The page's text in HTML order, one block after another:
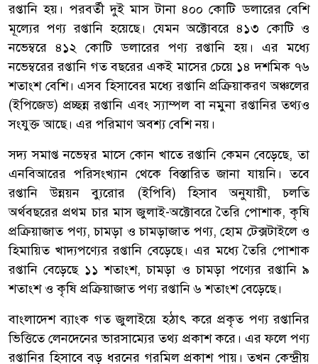
রপ্তানি হয়। পরবর্তী দুই মাস টানা ৪০০ কোটি ডলারের বেশি
মূল্যের পণ্য রপ্তানি হয়েছে। যেমন অক্টোবরে ৪১৩ কোটি ও
নভেম্বরে ৪১২ কোটি ডলারের পণ্য রপ্তানি হয়। এর মধ্যে
নভেম্বরের রপ্তানি গত বছরের একই মাসের চেয়ে ১৪ দশমিক ৭৬
শতাংশ বেশি। এসব হিসাবের মধ্যে রপ্তানি প্রক্রিয়াকরণ অঞ্চলের
(ইপিজেড) প্রচ্ছন্ন রপ্তানি এবং স্যাম্পল বা নমুনা রপ্তানির তথ্যও
সংযুক্ত আছে। এর পরিমাণ অবশ্য বেশি নয়।
সদ্য সমাপ্ত নভেম্বর মাসে কোন খাতে রপ্তানি কেমন বেড়েছে, তা
এনবিআরের পরিসংখ্যান থেকে বিস্তারিত জানা যায়নি। তবে
রপ্তানি উন্নয়ন ব্যুরোর (ইপিবি) হিসাব অনুযায়ী, চলতি
অর্থবছরের প্রথম চার মাস জুলাই-অক্টোবরে তৈরি পোশাক, কৃষি
প্রক্রিয়াজাত পণ্য, চামড়া ও চামড়াজাত পণ্য, হোম টেক্সটাইলে ও
হিমায়িত খাদ্যপণ্যের রপ্তানি বেড়েছে। এর মধ্যে তৈরি পোশাক
রপ্তানি বেড়েছে ১১ শতাংশ, চামড়া ও চামড়া পণ্যের রপ্তানি ৯
শতাংশ ও কৃষি প্রক্রিয়াজাত পণ্য রপ্তানি ৬ শতাংশ বেড়েছে।
বাংলাদেশ ব্যাংক গত জুলাইয়ে হঠাৎ করে প্রকৃত পণ্য রপ্তানির
ভিত্তিতে লেনদেনের ভারসাম্যের তথ্য প্রকাশ করে। এর ফলে পণ্য
রপ্তানির হিসাবে বড় ধরনের গরমিল প্রকাশ পায়। তখন কেন্দ্রীয়